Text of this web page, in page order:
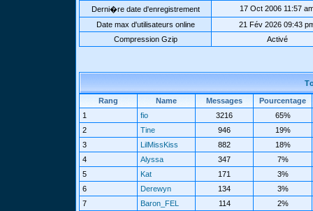
Derni�re date d'enregistrement
17 Oct 2006 11:57
Date max d'utilisateurs online
21 Fév 2026 09:43
Compression Gzip
Activé
Rang Name Messages
Pourcentage
1
fio 3216
65%
2
Tine 946
19%
3
LilMissKiss 882
18%
4
Alyssa 347
7%
5
Kat 171
3%
6
Derewyn 134
3%
7
Baron_FEL 114
2%